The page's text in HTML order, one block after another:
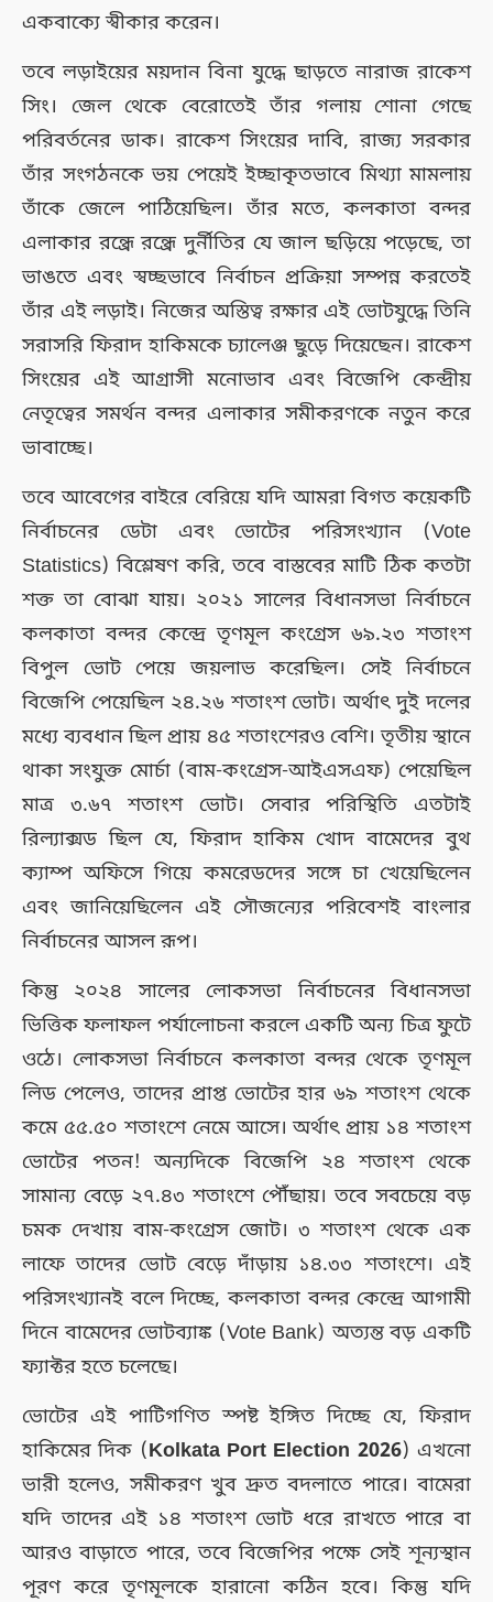
একবাক্যে স্বীকার করেন।
তবে লড়াইয়ের ময়দান বিনা যুদ্ধে ছাড়তে নারাজ রাকেশ
সিং। জেল থেকে বেরোতেই তাঁর গলায় শোনা গেছে
পরিবর্তনের ডাক। রাকেশ সিংয়ের দাবি, রাজ্য সরকার
তাঁর সংগঠনকে ভয় পেয়েই ইচ্ছাকৃতভাবে মিথ্যা মামলায়
তাঁকে জেলে পাঠিয়েছিল। তাঁর মতে, কলকাতা বন্দর
এলাকার রন্ধ্রে রন্ধ্রে দুর্নীতির যে জাল ছড়িয়ে পড়েছে, তা
ভাঙতে এবং স্বচ্ছভাবে নির্বাচন প্রক্রিয়া সম্পন্ন করতেই
তাঁর এই লড়াই। নিজের অস্তিত্ব রক্ষার এই ভোটযুদ্ধে তিনি
সরাসরি ফিরাদ হাকিমকে চ্যালেঞ্জ ছুড়ে দিয়েছেন। রাকেশ
সিংয়ের এই আগ্রাসী মনোভাব এবং বিজেপি কেন্দ্রীয়
নেতৃত্বের সমর্থন বন্দর এলাকার সমীকরণকে নতুন করে
ভাবাচ্ছে।
তবে আবেগের বাইরে বেরিয়ে যদি আমরা বিগত কয়েকটি
নির্বাচনের ডেটা এবং ভোটের পরিসংখ্যান (Vote
Statistics) বিশ্লেষণ করি, তবে বাস্তবের মাটি ঠিক কতটা
শক্ত তা বোঝা যায়। ২০২১ সালের বিধানসভা নির্বাচনে
কলকাতা বন্দর কেন্দ্রে তৃণমূল কংগ্রেস ৬৯.২৩ শতাংশ
বিপুল ভোট পেয়ে জয়লাভ করেছিল। সেই নির্বাচনে
বিজেপি পেয়েছিল ২৪.২৬ শতাংশ ভোট। অর্থাৎ দুই দলের
মধ্যে ব্যবধান ছিল প্রায় ৪৫ শতাংশেরও বেশি। তৃতীয় স্থানে
থাকা সংযুক্ত মোর্চা (বাম-কংগ্রেস-আইএসএফ) পেয়েছিল
মাত্র ৩.৬৭ শতাংশ ভোট। সেবার পরিস্থিতি এতটাই
রিল্যাক্সড ছিল যে, ফিরাদ হাকিম খোদ বামেদের বুথ
ক্যাম্প অফিসে গিয়ে কমরেডদের সঙ্গে চা খেয়েছিলেন
এবং জানিয়েছিলেন এই সৌজন্যের পরিবেশই বাংলার
নির্বাচনের আসল রূপ।
কিন্তু ২০২৪ সালের লোকসভা নির্বাচনের বিধানসভা
ভিত্তিক ফলাফল পর্যালোচনা করলে একটি অন্য চিত্র ফুটে
ওঠে। লোকসভা নির্বাচনে কলকাতা বন্দর থেকে তৃণমূল
লিড পেলেও, তাদের প্রাপ্ত ভোটের হার ৬৯ শতাংশ থেকে
কমে ৫৫.৫০ শতাংশে নেমে আসে। অর্থাৎ প্রায় ১৪ শতাংশ
ভোটের পতন! অন্যদিকে বিজেপি ২৪ শতাংশ থেকে
সামান্য বেড়ে ২৭.৪৩ শতাংশে পৌঁছায়। তবে সবচেয়ে বড়
চমক দেখায় বাম-কংগ্রেস জোট। ৩ শতাংশ থেকে এক
লাফে তাদের ভোট বেড়ে দাঁড়ায় ১৪.৩৩ শতাংশে। এই
পরিসংখ্যানই বলে দিচ্ছে, কলকাতা বন্দর কেন্দ্রে আগামী
দিনে বামেদের ভোটব্যাঙ্ক (Vote Bank) অত্যন্ত বড় একটি
ফ্যাক্টর হতে চলেছে।
ভোটের এই পাটিগণিত স্পষ্ট ইঙ্গিত দিচ্ছে যে, ফিরাদ
হাকিমের দিক (Kolkata Port Election 2026) এখনো
ভারী হলেও, সমীকরণ খুব দ্রুত বদলাতে পারে। বামেরা
যদি তাদের এই ১৪ শতাংশ ভোট ধরে রাখতে পারে বা
আরও বাড়াতে পারে, তবে বিজেপির পক্ষে সেই শূন্যস্থান
পূরণ করে তৃণমূলকে হারানো কঠিন হবে। কিন্তু যদি